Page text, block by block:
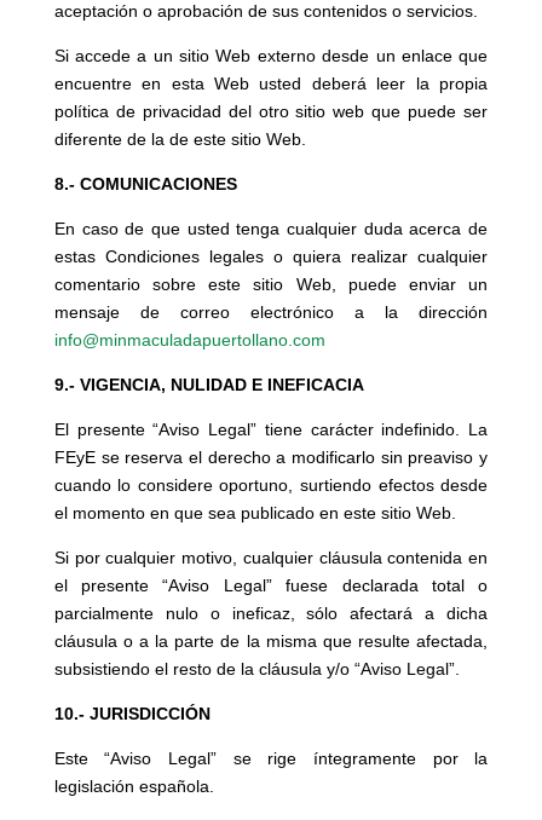
aceptación o aprobación de sus contenidos o servicios.
Si accede a un sitio Web externo desde un enlace que
encuentre en esta Web usted deberá leer la propia
política de privacidad del otro sitio web que puede ser
diferente de la de este sitio Web.
8.- COMUNICACIONES
En caso de que usted tenga cualquier duda acerca de
estas Condiciones legales o quiera realizar cualquier
comentario sobre este sitio Web, puede enviar un
mensaje de correo electrónico a la dirección
info@minmaculadapuertollano.com
9.- VIGENCIA, NULIDAD E INEFICACIA
El presente “Aviso Legal” tiene carácter indefinido. La
FEyE se reserva el derecho a modificarlo sin preaviso y
cuando lo considere oportuno, surtiendo efectos desde
el momento en que sea publicado en este sitio Web.
Si por cualquier motivo, cualquier cláusula contenida en
el presente “Aviso Legal” fuese declarada total o
parcialmente nulo o ineficaz, sólo afectará a dicha
cláusula o a la parte de la misma que resulte afectada,
subsistiendo el resto de la cláusula y/o “Aviso Legal”.
10.- JURISDICCIÓN
Este “Aviso Legal” se rige íntegramente por la
legislación española.